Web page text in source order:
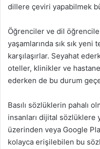
dillere çeviri yapabilmek
Öğrenciler ve dil
yaşamlarında sık sık
karşılaşırlar. Seyahat
oteller, klinikler ve
ederken de bu durum
Basılı sözlüklerin pahalı
insanları dijital
üzerinden veya Google
kolayca erişilebilen bu